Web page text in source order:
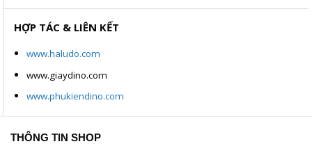
HỢP TÁC & LIÊN KẾT
www.haludo.com
www.giaydino.com
www.phukiendino.com
THÔNG TIN SHOP